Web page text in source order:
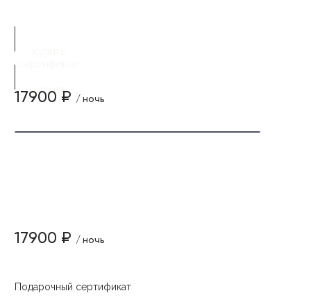
купить
17900 ₽ / ночь
17900 ₽ / ночь
Подарочный сертификат